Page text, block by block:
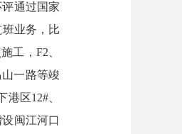
通过国家
业务， 比
工 ， F2、
一路等竣
港区12#、
闽江河口